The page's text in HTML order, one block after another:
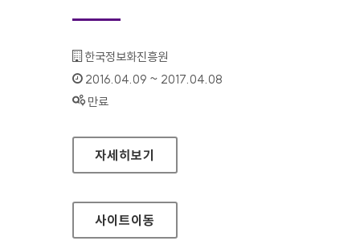
기관명 :
한국정보화진흥원
인증기간 :
2016.04.09 ~ 2017.04.08
상태 :
만료
웹접근성연구소 홈페이지
자세히보기
사이트이동